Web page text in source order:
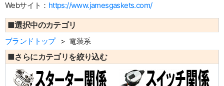
Webサイト： https://www.jamesgaskets.com/
■選択中のカテゴリ
ブランドトップ 電装系
■さらにカテゴリを絞り込む